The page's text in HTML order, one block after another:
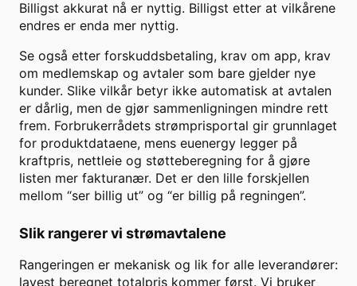
Billigst akkurat nå er nyttig. Billigst etter at vilkårene
endres er enda mer nyttig.
Se også etter forskuddsbetaling, krav om app, krav
om medlemskap og avtaler som bare gjelder nye
kunder. Slike vilkår betyr ikke automatisk at avtalen
er dårlig, men de gjør sammenligningen mindre rett
frem. Forbrukerrådets strømprisportal gir grunnlaget
for produktdataene, mens euenergy legger på
kraftpris, nettleie og støtteberegning for å gjøre
listen mer fakturanær. Det er den lille forskjellen
mellom “ser billig ut” og “er billig på regningen”.
Slik rangerer vi strømavtalene
Rangeringen er mekanisk og lik for alle leverandører:
lavest beregnet totalpris kommer først. Vi bruker